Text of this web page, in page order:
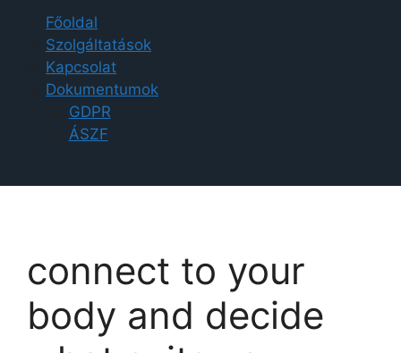
Főoldal
Szolgáltatások
Kapcsolat
Dokumentumok
GDPR
ÁSZF
connect to your
body and decide